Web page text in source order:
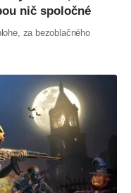
nič spoločné
za bezoblačného